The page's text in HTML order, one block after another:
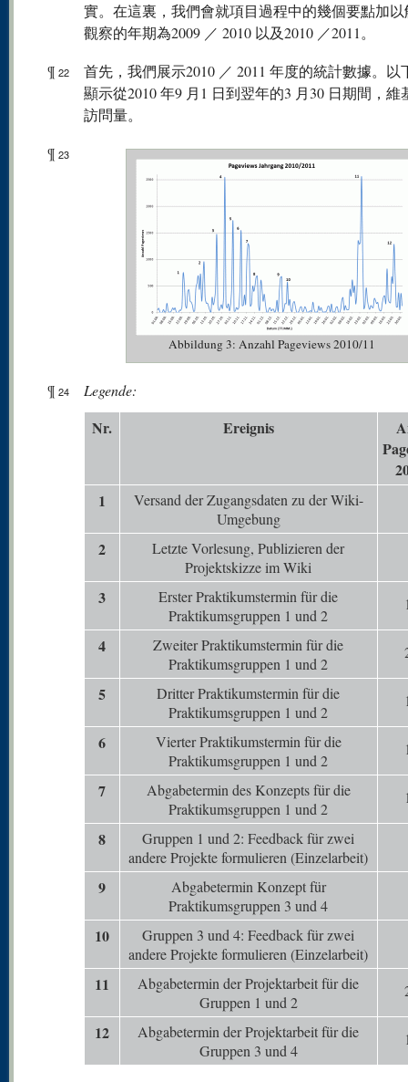
實。在這裏，我們會就項目過程中的幾個要點加
觀察的年期為2009 ／ 2010 以及2010 ／2011。
¶ 22
首先，我們展示2010 ／ 2011 年度的統計數據。以
顯示從2010 年9 月1 日到翌年的3 月30 日期間，維
訪問量。
¶ 23
Abbildung 3: Anzahl Pageviews 2010/11
¶ 24 Legende:
Nr. Ereignis
1
Versand der Zugangsdaten zu der Wiki-
Umgebung
2
Letzte Vorlesung, Publizieren der
Projektskizze im Wiki
3
Erster Praktikumstermin für die
Praktikumsgruppen 1 und 2
4
Zweiter Praktikumstermin für die
Praktikumsgruppen 1 und 2
5
Dritter Praktikumstermin für die
Praktikumsgruppen 1 und 2
6
Vierter Praktikumstermin für die
Praktikumsgruppen 1 und 2
7
Abgabetermin des Konzepts für die
Praktikumsgruppen 1 und 2
8
Gruppen 1 und 2: Feedback für zwei
andere Projekte formulieren (Einzelarbeit)
9
Abgabetermin Konzept für
Praktikumsgruppen 3 und 4
10
Gruppen 3 und 4: Feedback für zwei
andere Projekte formulieren (Einzelarbeit)
11
Abgabetermin der Projektarbeit für die
Gruppen 1 und 2
12
Abgabetermin der Projektarbeit für die
Gruppen 3 und 4